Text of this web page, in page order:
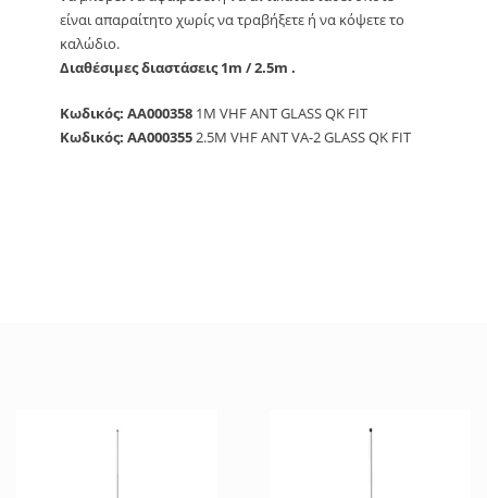
είναι απαραίτητο χωρίς να τραβήξετε ή να κόψετε το
καλώδιο.
Διαθέσιμες διαστάσεις 1m / 2.5m .
Κωδικός: AA000358 1M VHF ANT GLASS QK FIT
Κωδικός: AA0003552.5M VHF ANT VA-2 GLASS QK FIT